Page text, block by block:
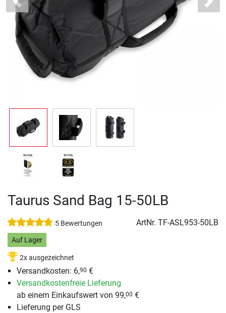
Previous Next
Taurus Sand Bag 15-50LB
5 Bewertungen ArtNr. TF-ASL953-50LB
Auf Lager
2x ausgezeichnet
Versandkosten: 6,90 €
Versandkostenfreie Lieferung
ab einem Einkaufswert von 99,00 €
Lieferung per GLS